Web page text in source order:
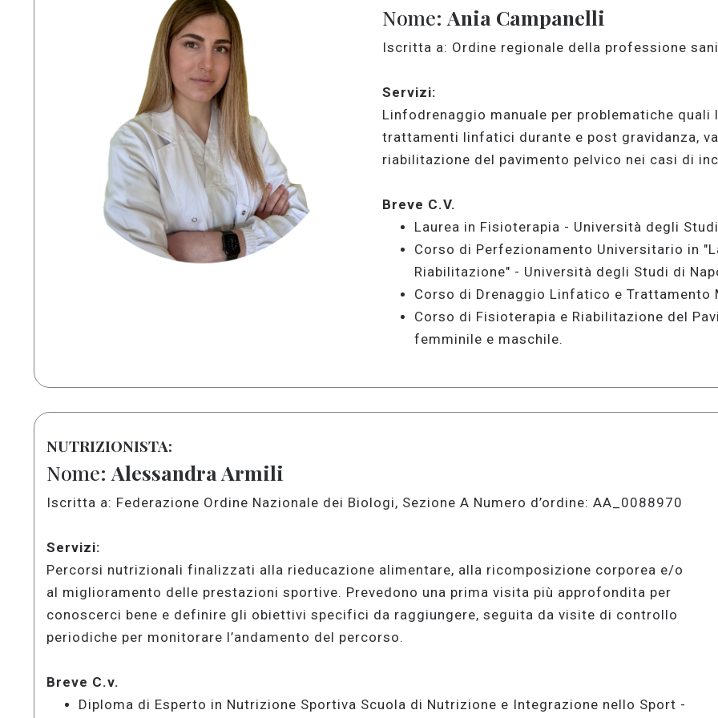
Nome: Ania Campanelli
Iscritta a: Ordine regionale della professione
Servizi:
Linfodrenaggio manuale per problematiche
trattamenti linfatici durante e post gravidanza,
riabilitazione del pavimento pelvico nei casi di
Breve C.V.
Laurea in Fisioterapia - Università degli
Corso di Perfezionamento Universitario in
Riabilitazione" - Università degli Studi di
Corso di Drenaggio Linfatico e Trattamento
Corso di Fisioterapia e Riabilitazione del
femminile e maschile.
NUTRIZIONISTA:
Nome: Alessandra Armili
Iscritta a: Federazione Ordine Nazionale dei Biologi, Sezione A Numero d’ordine: AA_0088970
Servizi:
Percorsi nutrizionali finalizzati alla rieducazione alimentare, alla ricomposizione corporea e/o
al miglioramento delle prestazioni sportive. Prevedono una prima visita più approfondita per
conoscerci bene e definire gli obiettivi specifici da raggiungere, seguita da visite di controllo
periodiche per monitorare l’andamento del percorso.
Breve C.v.
Diploma di Esperto in Nutrizione Sportiva Scuola di Nutrizione e Integrazione nello Sport -